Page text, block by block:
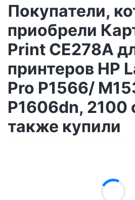
Покупатели,
приобрели
Print CE278A
принтеров HP
Pro P1566/
P1606dn, 2100
также купили